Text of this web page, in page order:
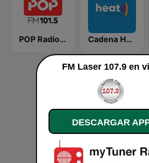
POP Radio 101.5 Cadena Heat
FM Laser 107.9 en
DESCARGAR